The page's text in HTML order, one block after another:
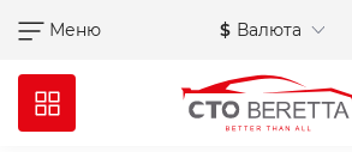
Меню $ Валюта